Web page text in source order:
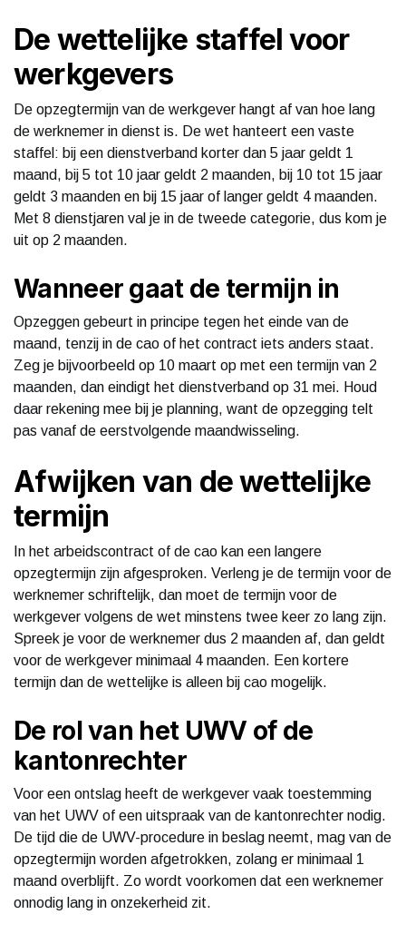
De wettelijke staffel voor
werkgevers
De opzegtermijn van de werkgever hangt af van hoe lang
de werknemer in dienst is. De wet hanteert een vaste
staffel: bij een dienstverband korter dan 5 jaar geldt 1
maand, bij 5 tot 10 jaar geldt 2 maanden, bij 10 tot 15 jaar
geldt 3 maanden en bij 15 jaar of langer geldt 4 maanden.
Met 8 dienstjaren val je in de tweede categorie, dus kom je
uit op 2 maanden.
Wanneer gaat de termijn in
Opzeggen gebeurt in principe tegen het einde van de
maand, tenzij in de cao of het contract iets anders staat.
Zeg je bijvoorbeeld op 10 maart op met een termijn van 2
maanden, dan eindigt het dienstverband op 31 mei. Houd
daar rekening mee bij je planning, want de opzegging telt
pas vanaf de eerstvolgende maandwisseling.
Afwijken van de wettelijke
termijn
In het arbeidscontract of de cao kan een langere
opzegtermijn zijn afgesproken. Verleng je de termijn voor de
werknemer schriftelijk, dan moet de termijn voor de
werkgever volgens de wet minstens twee keer zo lang zijn.
Spreek je voor de werknemer dus 2 maanden af, dan geldt
voor de werkgever minimaal 4 maanden. Een kortere
termijn dan de wettelijke is alleen bij cao mogelijk.
De rol van het UWV of de
kantonrechter
Voor een ontslag heeft de werkgever vaak toestemming
van het UWV of een uitspraak van de kantonrechter nodig.
De tijd die de UWV-procedure in beslag neemt, mag van de
opzegtermijn worden afgetrokken, zolang er minimaal 1
maand overblijft. Zo wordt voorkomen dat een werknemer
onnodig lang in onzekerheid zit.